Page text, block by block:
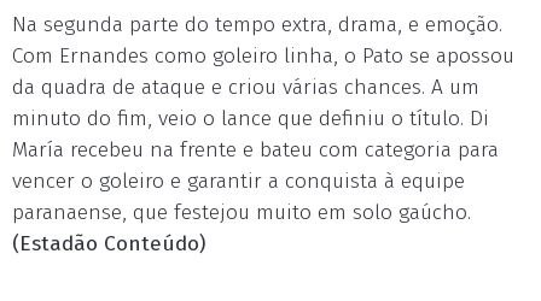
Na segunda parte do tempo extra, drama, e emoção.
Com Ernandes como goleiro linha, o Pato se apossou
da quadra de ataque e criou várias chances. A um
minuto do fim, veio o lance que definiu o título. Di
María recebeu na frente e bateu com categoria para
vencer o goleiro e garantir a conquista à equipe
paranaense, que festejou muito em solo gaúcho.
(Estadão Conteúdo)